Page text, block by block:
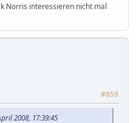
Norris interessieren nicht mal
#859
2008, 17:39:45